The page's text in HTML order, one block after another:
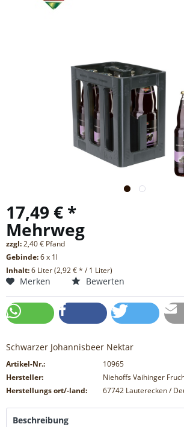
17,49 € *
Mehrweg
zzgl:2,40 € Pfand
Gebinde:6 x 1l
Inhalt:6 Liter (2,92 € * / 1 Liter)
Merken Bewerten
Schwarzer Johannisbeer Nektar
Artikel-Nr.:
10965
Hersteller:
Niehoffs Vaihinger
Herstellungs ort/-land:
67742 Lauterecken /
Beschreibung